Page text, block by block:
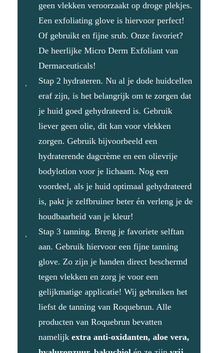
geen vlekken veroorzaakt op droge plekjes.
Een exfoliating glove is hiervoor perfect!
Of gebruikt en fijne srub. Onze favoriet?
De heerlijke Micro Derm Exfoliant van
Dermaceuticals!
Stap 2 hydrateren. Nu al je dode huidcellen
eraf zijn, is het belangrijk om te zorgen dat
je huid goed gehydrateerd is. Gebruik
liever geen olie, dit kan voor vlekken
zorgen. Gebruik bijvoorbeeld een
hydraterende dagcrème en een olievrije
bodylotion voor je lichaam. Nog een
voordeel, als je huid optimaal gehydrateerd
is, pakt je zelfbruiner beter én verleng je de
houdbaarheid van je kleur!
Stap 3 tanning. Breng je favoriete selftan
aan. Gebruik hiervoor een fijne tanning
glove. Zo zijn je handen direct beschermd
tegen vlekken en zorg je voor een
gelijkmatige applicatie! Wij gebruiken het
liefst de tanning van Roquebrun. Alle
producten van Roquebrun bevatten
namelijk extra anti-oxidanten, aloe vera,